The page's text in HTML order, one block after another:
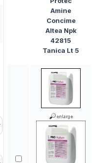
Amine
Concime
Altea Npk
42815
Tanica Lt 5